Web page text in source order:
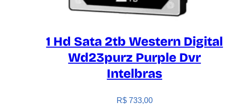
1 Hd Sata 2tb Western Digital
Wd23purz Purple Dvr
Intelbras
R$733,00